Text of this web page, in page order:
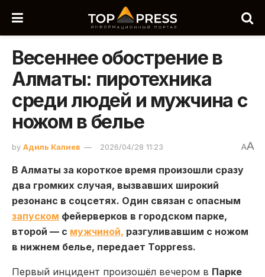
Весеннее обострение в
Алматы: пиротехника
среди людей и мужчина с
ножом в белье
by Адиль Калиев 2026/04/28 11:23 AA
В Алматы за короткое время произошли сразу
два громких случая, вызвавших широкий
резонанс в соцсетях. Один связан с опасным
запуском фейерверков в городском парке,
второй — с мужчиной, разгуливавшим с ножом
в нижнем белье, передает Toppress.
Первый инцидент произошёл вечером в Парке